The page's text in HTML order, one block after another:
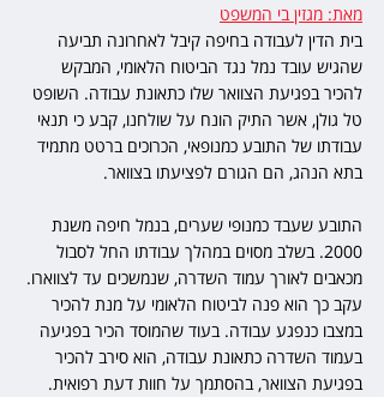
מאת: מגזין בי המשפט
בית הדין לעבודה בחיפה קיבל לאחרונה תביעה
שהגיש עובד נמל נגד הביטוח הלאומי, המבקש
להכיר בפגיעת הצוואר שלו כתאונת עבודה. השופט
טל גולן, אשר התיק הונח על שולחנו, קבע כי תנאי
עבודתו של התובע כמנופאי, הכרוכים ברטט מתמיד
בתא הנהג, הם הגורם לפציעתו בצוואר.
התובע שעבד כמנופי שערים, בנמל חיפה משנת
2000. בשלב מסוים במהלך עבודתו החל לסבול
מכאבים לאורך עמוד השדרה, שנמשכים עד לצווארו.
עקב כך הוא פנה לביטוח הלאומי על מנת להכיר
במצבו כנפגע עבודה. בעוד שהמוסד הכיר בפגיעה
בעמוד השדרה כתאונת עבודה, הוא סירב להכיר
בפגיעת הצוואר, בהסתמך על חוות דעת רפואית.